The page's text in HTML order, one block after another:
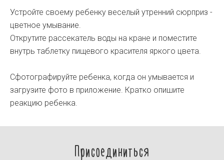
Устройте своему ребенку веселый утренний сюрприз -
цветное умывание.
Открутите рассекатель воды на кране и поместите
внутрь таблетку пищевого красителя яркого цвета.
Сфотографируйте ребенка, когда он умывается и
загрузите фото в приложение. Кратко опишите
реакцию ребенка.
Присоединиться